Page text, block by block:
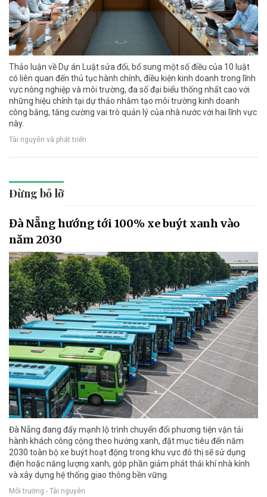
Thảo luận về Dự án Luật sửa đổi, bổ sung một số điều của 10 luật
có liên quan đến thủ tục hành chính, điều kiện kinh doanh trong lĩnh
vực nông nghiệp và môi trường, đa số đại biểu thống nhất cao với
những hiệu chỉnh tại dự thảo nhằm tạo môi trường kinh doanh
công bằng, tăng cường vai trò quản lý của nhà nước với hai lĩnh vực
này.
Tài nguyên và phát triển
Đừng bỏ lỡ
Đà Nẵng hướng tới 100% xe buýt xanh vào
năm 2030
Đà Nẵng đang đẩy mạnh lộ trình chuyển đổi phương tiện vận tải
hành khách công cộng theo hướng xanh, đặt mục tiêu đến năm
2030 toàn bộ xe buýt hoạt động trong khu vực đô thị sẽ sử dụng
điện hoặc năng lượng xanh, góp phần giảm phát thải khí nhà kính
và xây dựng hệ thống giao thông bền vững.
Môi trường - Tài nguyên